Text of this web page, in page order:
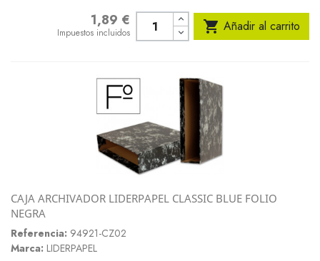
1,89 €
Impuestos incluidos  Añadir al carrito
CAJA ARCHIVADOR LIDERPAPEL CLASSIC BLUE FOLIO
NEGRA
Referencia: 94921-CZ02
Marca: LIDERPAPEL